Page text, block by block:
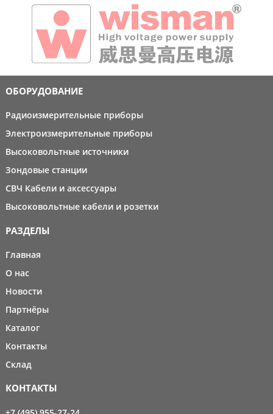
ОБОРУДОВАНИЕ
Радиоизмерительные приборы
Электроизмерительные приборы
Высоковольтные источники
Зондовые станции
СВЧ Кабели и аксессуары
Высоковольтные кабели и розетки
РАЗДЕЛЫ
Главная
О нас
Новости
Партнёры
Каталог
Контакты
Склад
КОНТАКТЫ